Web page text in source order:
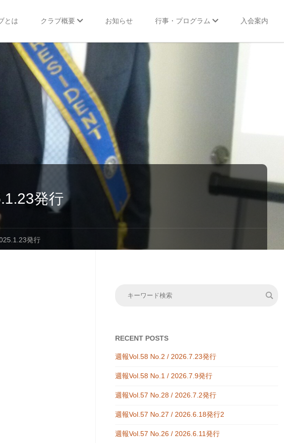
とは クラブ概要 お知らせ 行事・プログラム 入会案内
発行
発行
RECENT POSTS
週報Vol.58 No.2 / 2026.7.23発行
週報Vol.58 No.1 / 2026.7.9発行
週報Vol.57 No.28 / 2026.7.2発行
週報Vol.57 No.27 / 2026.6.18発行2
週報Vol.57 No.26 / 2026.6.11発行